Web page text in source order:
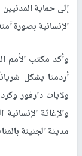
إلى حماية
الإنسانية بصورة
وأكد مكتب الأمم
أردمتا يشكل
ولايات دارفور
والإغاثة
مدينة الجنينة